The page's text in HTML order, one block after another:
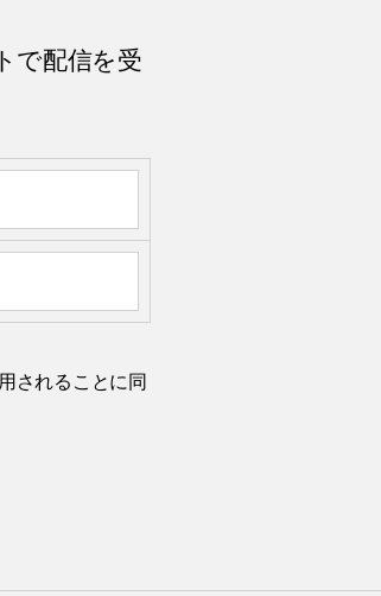
で配信を受
されることに同